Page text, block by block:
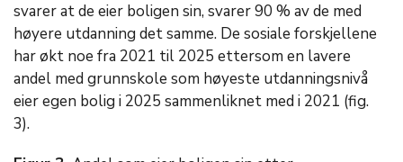
svarer at de eier boligen sin, svarer 90 % av de med
høyere utdanning det samme. De sosiale forskjellene
har økt noe fra 2021 til 2025 ettersom en lavere
andel med grunnskole som høyeste utdanningsnivå
eier egen bolig i 2025 sammenliknet med i 2021 (fig.
3).